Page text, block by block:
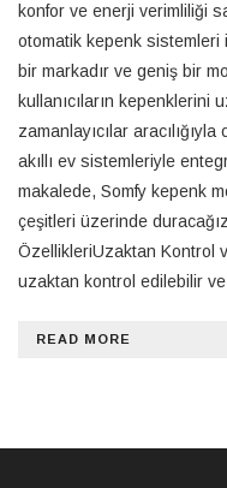
konfor ve enerji verimliliği
otomatik kepenk
bir markadır ve geniş bir
kullanıcıların kepenklerini
zamanlayıcılar
akıllı ev sistemleriyle
makalede, Somfy kepenk
çeşitleri üzerinde
ÖzellikleriUzaktan Kontrol
uzaktan kontrol edilebilir
READ MORE